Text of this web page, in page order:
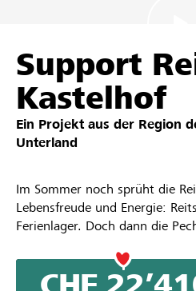
Anmelden
Registrieren
Support
Kastelhof
Ein Projekt aus der Region
Unterland
Im Sommer noch sprüht die
Lebensfreude und Energie:
Ferienlager. Doch dann die
Infektion im Stall. Der Hof
Quarantäne. Vier verlorene